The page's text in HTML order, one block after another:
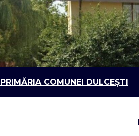
PRIMĂRIA COMUNEI DULCEȘTI